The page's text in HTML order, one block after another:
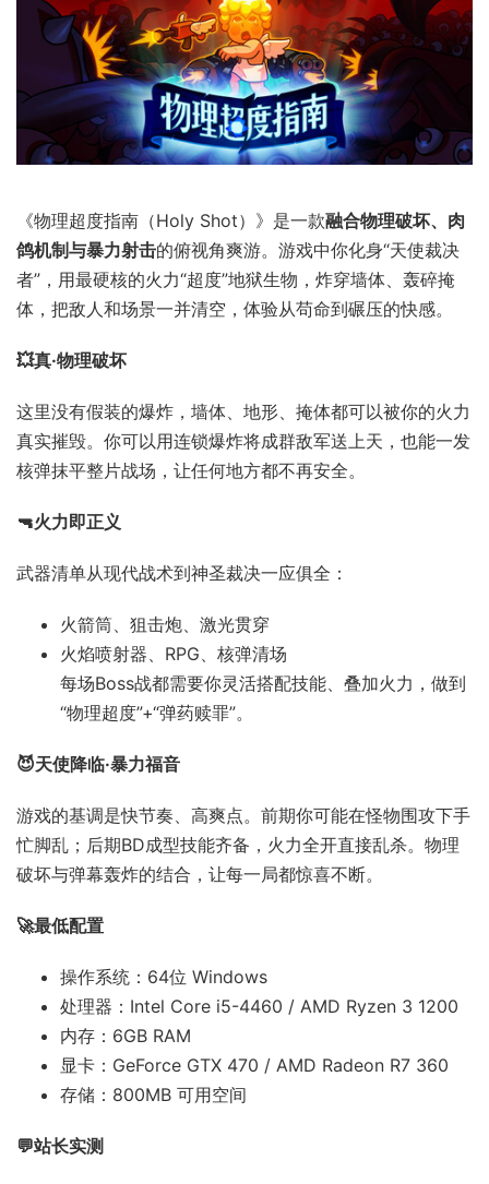
《物理超度指南（Holy Shot）》是一款融合物理破坏、肉
鸽机制与暴力射击的俯视角爽游。游戏中你化身“天使裁决
者”，用最硬核的火力“超度”地狱生物，炸穿墙体、轰碎掩
体，把敌人和场景一并清空，体验从苟命到碾压的快感。
💥真·物理破坏
这里没有假装的爆炸，墙体、地形、掩体都可以被你的火力
真实摧毁。你可以用连锁爆炸将成群敌军送上天，也能一发
核弹抹平整片战场，让任何地方都不再安全。
🔫火力即正义
武器清单从现代战术到神圣裁决一应俱全：
火箭筒、狙击炮、激光贯穿
火焰喷射器、RPG、核弹清场
每场Boss战都需要你灵活搭配技能、叠加火力，做到
“物理超度”+“弹药赎罪”。
😈天使降临·暴力福音
游戏的基调是快节奏、高爽点。前期你可能在怪物围攻下手
忙脚乱；后期BD成型技能齐备，火力全开直接乱杀。物理
破坏与弹幕轰炸的结合，让每一局都惊喜不断。
🚀最低配置
操作系统：64位 Windows
处理器：Intel Core i5-4460 / AMD Ryzen 3 1200
内存：6GB RAM
显卡：GeForce GTX 470 / AMD Radeon R7 360
存储：800MB 可用空间
💬站长实测